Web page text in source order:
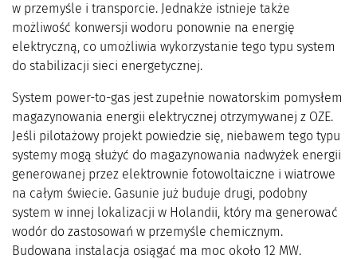
w przemyśle i transporcie. Jednakże istnieje także
możliwość konwersji wodoru ponownie na energię
elektryczną, co umożliwia wykorzystanie tego typu system
do stabilizacji sieci energetycznej.
System power-to-gas jest zupełnie nowatorskim pomysłem
magazynowania energii elektrycznej otrzymywanej z OZE.
Jeśli pilotażowy projekt powiedzie się, niebawem tego typu
systemy mogą służyć do magazynowania nadwyżek energii
generowanej przez elektrownie fotowoltaiczne i wiatrowe
na całym świecie. Gasunie już buduje drugi, podobny
system w innej lokalizacji w Holandii, który ma generować
wodór do zastosowań w przemyśle chemicznym.
Budowana instalacja osiągać ma moc około 12 MW.